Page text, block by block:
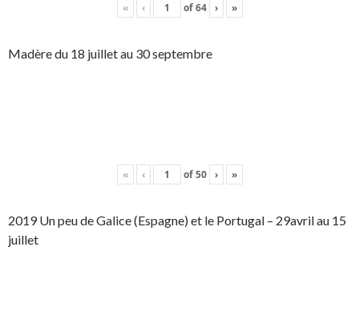
« ‹ of64 › »
Madère du 18 juillet au 30 septembre
« ‹ of50 › »
2019 Un peu de Galice (Espagne) et le Portugal – 29avril au 15
juillet